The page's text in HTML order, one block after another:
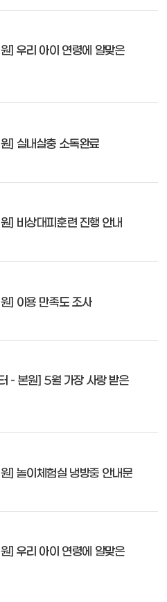
] 우리 아이 연령에 알맞은
] 실내살충 소독완료
] 비상대피훈련 진행 안내
] 이용 만족도 조사
- 본원] 5월 가장 사랑 받은
] 놀이체험실 냉방중 안내문
] 우리 아이 연령에 알맞은